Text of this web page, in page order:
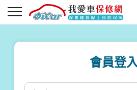
會員登